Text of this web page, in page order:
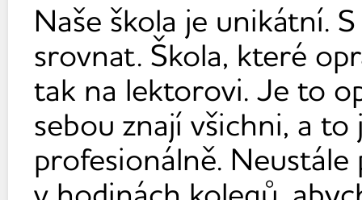
Naše škola je unikátní.
srovnat. Škola, které
tak na lektorovi. Je to
sebou znají všichni, a
profesionálně.